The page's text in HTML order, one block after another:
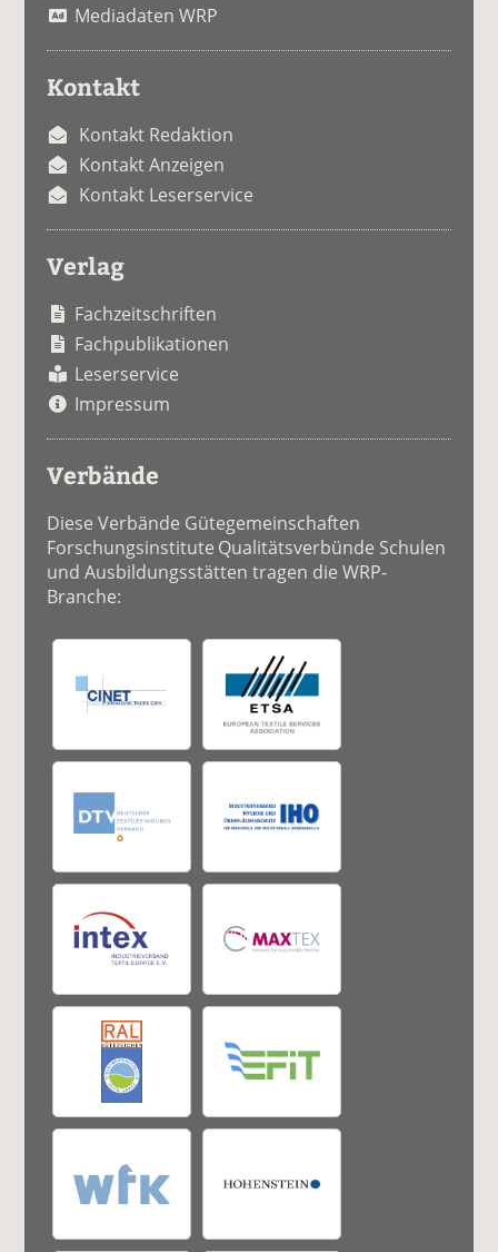
Mediadaten WRP
Kontakt
Kontakt Redaktion
Kontakt Anzeigen
Kontakt Leserservice
Verlag
Fachzeitschriften
Fachpublikationen
Leserservice
Impressum
Verbände
Diese Verbände Gütegemeinschaften
Forschungsinstitute Qualitätsverbünde Schulen
und Ausbildungsstätten tragen die WRP-
Branche: